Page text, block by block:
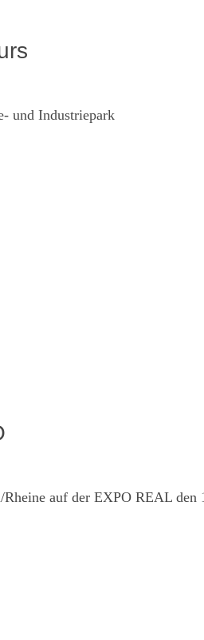
und Industriepark
auf der EXPO REAL den